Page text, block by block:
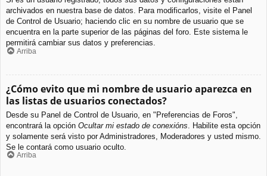
archivados en nuestra base de datos. Para modificarlos, visite el Panel
de Control de Usuario; haciendo clic en su nombre de usuario que se
encuentra en la parte superior de las páginas del foro. Este sistema le
permitirá cambiar sus datos y preferencias.
Arriba
¿Cómo evito que mi nombre de usuario aparezca en
las listas de usuarios conectados?
Desde su Panel de Control de Usuario, en "Preferencias de Foros",
encontrará la opción Ocultar mi estado de conexións . Habilite esta opción
y solamente será visto por Administradores, Moderadores y usted mismo.
Se le contará como usuario oculto.
Arriba